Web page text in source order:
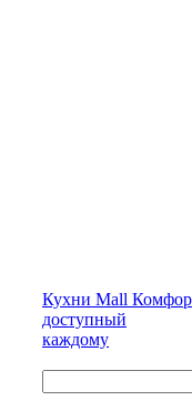
Кухни Mall
доступный
каждому